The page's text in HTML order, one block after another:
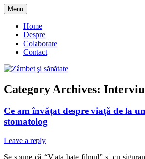
Skip
to
content
Zâmbet şi sănătate
Menu
Home
Despre
Colaborare
Contact
Category Archives:
Ce am învățat despre viață de la
stomatolog
Leave a reply
Se spune că “Viața bate filmul” și cu